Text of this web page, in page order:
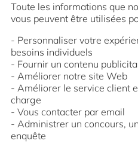
Toute les informations que
vous peuvent être utilisées
Personnaliser votre
besoins individuels
Fournir un contenu
Améliorer notre site Web
Améliorer le service client
charge
Vous contacter par email
Administrer un concours,
enquête